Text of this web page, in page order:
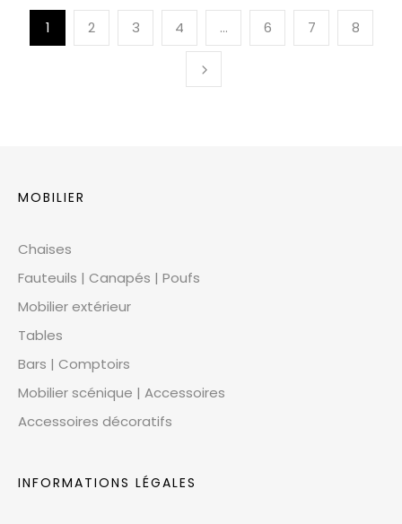
1 2 3 4 … 6 7 8
MOBILIER
Chaises
Fauteuils | Canapés | Poufs
Mobilier extérieur
Tables
Bars | Comptoirs
Mobilier scénique | Accessoires
Accessoires décoratifs
INFORMATIONS LÉGALES